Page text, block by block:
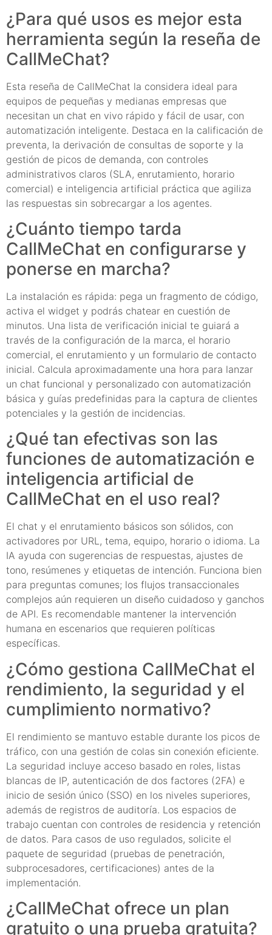
¿Para qué usos es mejor esta
herramienta según la reseña de
CallMeChat?
Esta reseña de CallMeChat la considera ideal para
equipos de pequeñas y medianas empresas que
necesitan un chat en vivo rápido y fácil de usar, con
automatización inteligente. Destaca en la calificación de
preventa, la derivación de consultas de soporte y la
gestión de picos de demanda, con controles
administrativos claros (SLA, enrutamiento, horario
comercial) e inteligencia artificial práctica que agiliza
las respuestas sin sobrecargar a los agentes.
¿Cuánto tiempo tarda
CallMeChat en configurarse y
ponerse en marcha?
La instalación es rápida: pega un fragmento de código,
activa el widget y podrás chatear en cuestión de
minutos. Una lista de verificación inicial te guiará a
través de la configuración de la marca, el horario
comercial, el enrutamiento y un formulario de contacto
inicial. Calcula aproximadamente una hora para lanzar
un chat funcional y personalizado con automatización
básica y guías predefinidas para la captura de clientes
potenciales y la gestión de incidencias.
¿Qué tan efectivas son las
funciones de automatización e
inteligencia artificial de
CallMeChat en el uso real?
El chat y el enrutamiento básicos son sólidos, con
activadores por URL, tema, equipo, horario o idioma. La
IA ayuda con sugerencias de respuestas, ajustes de
tono, resúmenes y etiquetas de intención. Funciona bien
para preguntas comunes; los flujos transaccionales
complejos aún requieren un diseño cuidadoso y ganchos
de API. Es recomendable mantener la intervención
humana en escenarios que requieren políticas
específicas.
¿Cómo gestiona CallMeChat el
rendimiento, la seguridad y el
cumplimiento normativo?
El rendimiento se mantuvo estable durante los picos de
tráfico, con una gestión de colas sin conexión eficiente.
La seguridad incluye acceso basado en roles, listas
blancas de IP, autenticación de dos factores (2FA) e
inicio de sesión único (SSO) en los niveles superiores,
además de registros de auditoría. Los espacios de
trabajo cuentan con controles de residencia y retención
de datos. Para casos de uso regulados, solicite el
paquete de seguridad (pruebas de penetración,
subprocesadores, certificaciones) antes de la
implementación.
¿CallMeChat ofrece un plan
gratuito o una prueba gratuita?